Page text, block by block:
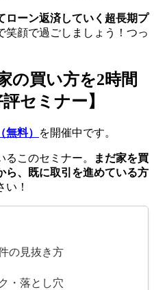
ローン返済していく超長期プ
笑顔で過ごしましょう！つっ
の買い方を2時間
セミナー】
無料） を開催中です。
このセミナー。
まだ家を買
ら、既に取引を進めている方
！
の見抜き方
・落とし穴